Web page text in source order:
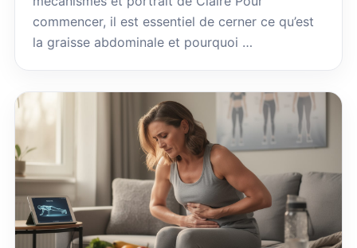
commencer, il est essentiel de cerner ce qu’est
la graisse abdominale et pourquoi …